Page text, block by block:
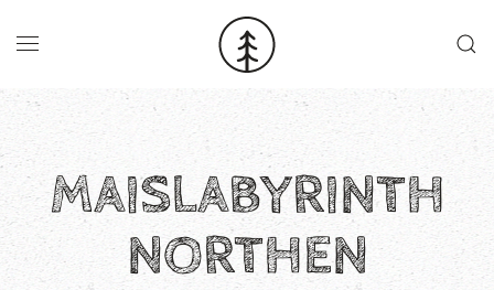
Skip to main content
MAISLABYRINTH
NORTHEN